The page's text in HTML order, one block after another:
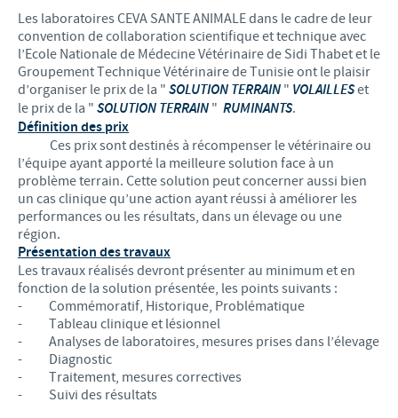
SYSTÈME D'ALERTE
Programmes terrain
Espace étudiant
Les laboratoires CEVA SANTE ANIMALE dans le cadre de leur
convention de collaboration scientifique et technique avec
l’Ecole Nationale de Médecine Vétérinaire de Sidi Thabet et le
Groupement Technique Vétérinaire de Tunisie ont le plaisir
d’organiser le prix de la " SOLUTION TERRAIN " VOLAILLESet
le prix de la " SOLUTION TERRAIN " RUMINANTS.
Définition des prix
Ces prix sont destinés à récompenser le vétérinaire ou
l’équipe ayant apporté la meilleure solution face à un
problème terrain. Cette solution peut concerner aussi bien
un cas clinique qu’une action ayant réussi à améliorer les
performances ou les résultats, dans un élevage ou une
région.
Présentation des travaux
Les travaux réalisés devront présenter au minimum et en
fonction de la solution présentée, les points suivants :
- Commémoratif, Historique, Problématique
- Tableau clinique et lésionnel
- Analyses de laboratoires, mesures prises dans l’élevage
- Diagnostic
- Traitement, mesures correctives
- Suivi des résultats